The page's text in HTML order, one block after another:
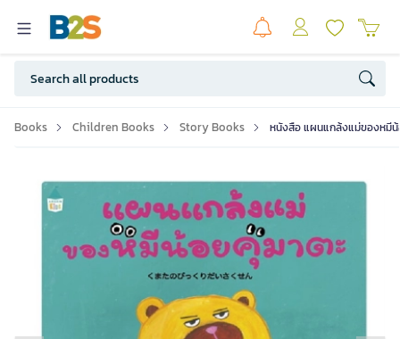
Books Children Books Story Books หนังสือ แผนแกล้งแม่ของหมีน้